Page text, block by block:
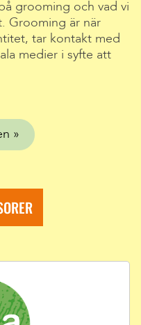
grooming och vad vi
Grooming är när
tar kontakt med
medier i syfte att